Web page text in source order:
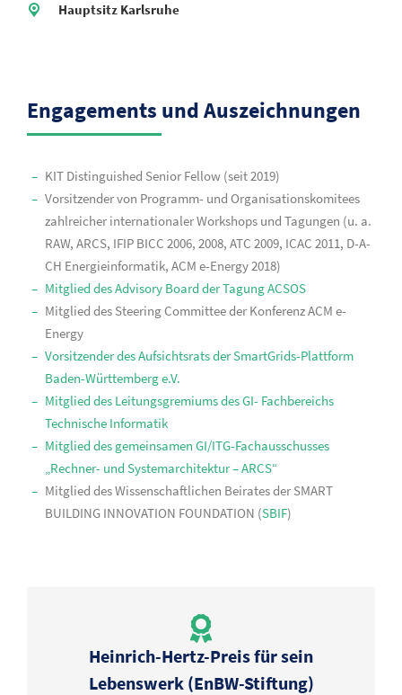
Hauptsitz Karlsruhe
Engagements und Auszeichnungen
KIT Distinguished Senior Fellow (seit 2019)
Vorsitzender von Programm- und Organisationskomitees
zahlreicher internationaler Workshops und Tagungen (u. a.
RAW, ARCS, IFIP BICC 2006, 2008, ATC 2009, ICAC 2011, D-A-
CH Energieinformatik, ACM e-Energy 2018)
Mitglied des Advisory Board der Tagung ACSOS
Mitglied des Steering Committee der Konferenz ACM e-
Energy
Vorsitzender des Aufsichtsrats der SmartGrids-Plattform
Baden-Württemberg e.V.
Mitglied des Leitungsgremiums des GI- Fachbereichs
Technische Informatik
Mitglied des gemeinsamen GI/ITG-Fachausschusses
„Rechner- und Systemarchitektur – ARCS“
Mitglied des Wissenschaftlichen Beirates der SMART
BUILDING INNOVATION FOUNDATION (SBIF)
Heinrich-Hertz-Preis für sein
Lebenswerk (EnBW-Stiftung)